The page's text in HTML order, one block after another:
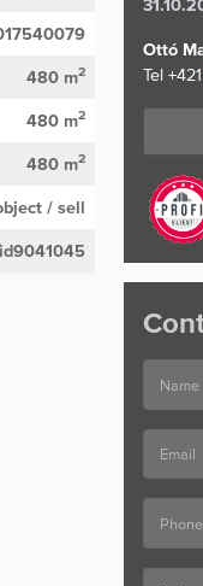
480 m2
480 m2
480 m2
/ sell
Ottó
Tel+421